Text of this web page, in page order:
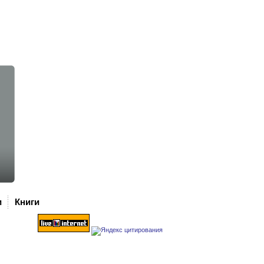
Книги